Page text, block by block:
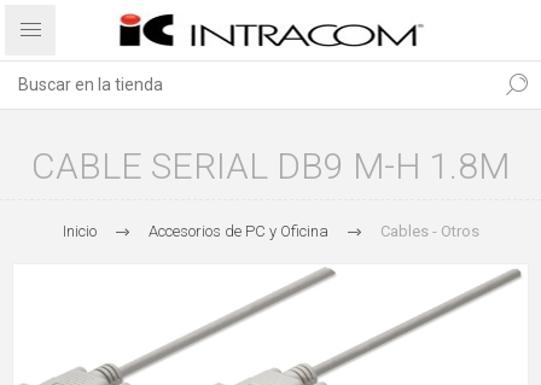
CABLE SERIAL DB9 M-H 1.8M
Inicio Accesorios de PC y Oficina Cables - Otros